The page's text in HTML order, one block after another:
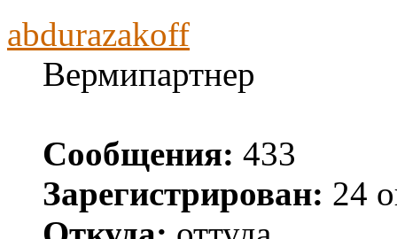
abdurazakoff
Вермипартнер
Сообщения: 433
Зарегистрирован: 24